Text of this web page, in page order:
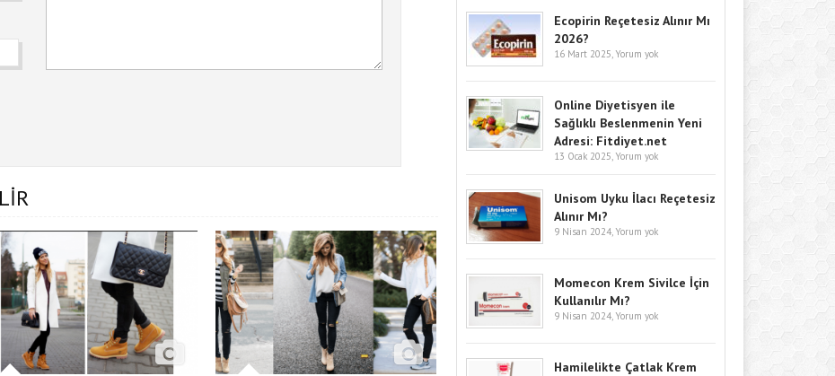
Ecopirin Reçetesiz Alınır Mı
2026?
16 Mart 2025, Yorum yok
Online Diyetisyen ile
Sağlıklı Beslenmenin Yeni
Adresi: Fitdiyet.net
13 Ocak 2025, Yorum yok
Unisom Uyku İlacı Reçetesiz
Alınır Mı?
9 Nisan 2024, Yorum yok
Momecon Krem Sivilce İçin
Kullanılır Mı?
9 Nisan 2024, Yorum yok
Hamilelikte Çatlak Krem